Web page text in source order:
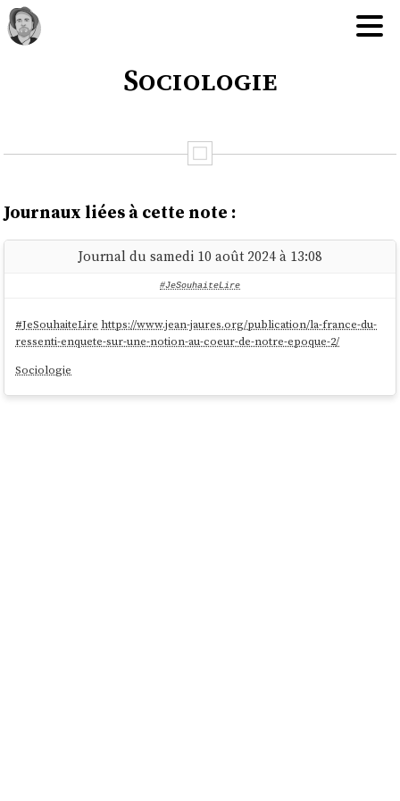
Sociologie
Journaux liées à cette note :
Journal du samedi 10 août 2024 à 13:08
#JeSouhaiteLire
#JeSouhaiteLire https://www.jean-jaures.org/publication/la-france-du-
ressenti-enquete-sur-une-notion-au-coeur-de-notre-epoque-2/
Sociologie